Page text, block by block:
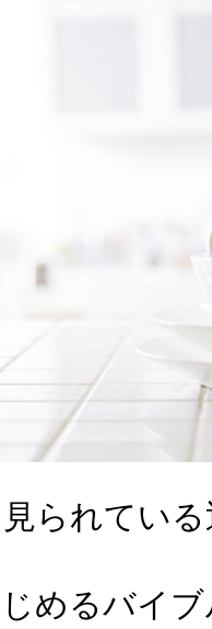
返礼品
レーション
られてい
めるバイ